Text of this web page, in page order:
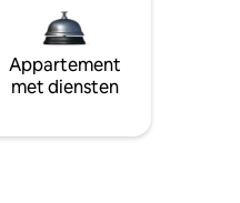
Appartement
met diensten